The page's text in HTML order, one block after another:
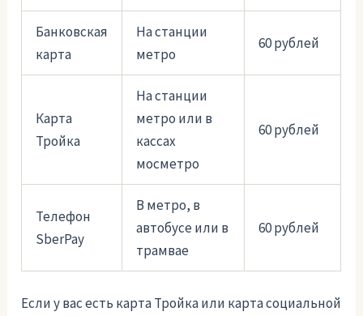
Банковская
карта
На станции
метро
60 рублей
Карта
Тройка
На станции
метро или в
кассах
мосметро
60 рублей
Телефон
SberPay
В метро, в
автобусе или в
трамвае
60 рублей
Если у вас есть карта Тройка или карта социальной